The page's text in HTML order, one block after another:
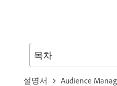
설명서
Audience
목차